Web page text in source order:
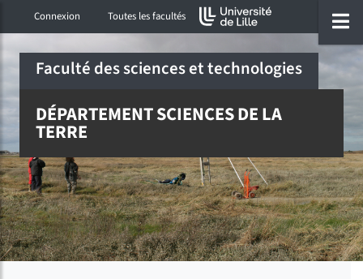
Accéder au menu principal
Accéder à la recherche
Accéder au pied de page
Connexion Toutes les facultés
menu
Faculté des sciences et technologies
DÉPARTEMENT SCIENCES DE LA
TERRE